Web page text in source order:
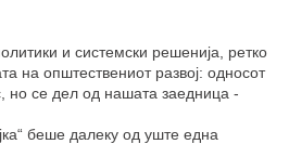
и системски решенија, ретко
на општествениот развој: односот
но се дел од нашата заедница -
беше далеку од уште една